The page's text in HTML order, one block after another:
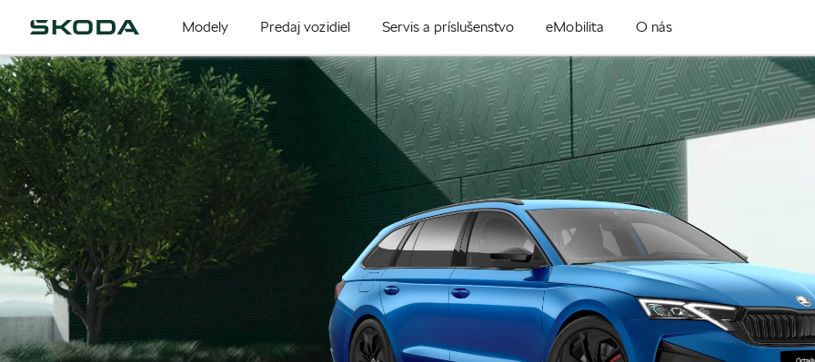
Modely Predaj vozidiel Servis a príslušenstvo eMobilita O nás